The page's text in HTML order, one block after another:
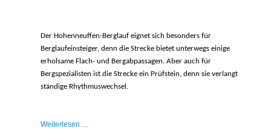
Der Hohenneuffen-Berglauf eignet sich besonders für
Berglaufeinsteiger, denn die Strecke bietet unterwegs einige
erholsame Flach- und Bergabpassagen. Aber auch für
Bergspezialisten ist die Strecke ein Prüfstein, denn sie verlangt
ständige Rhythmuswechsel.
Weiterlesen …